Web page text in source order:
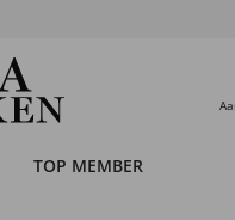
TOP MEMBER